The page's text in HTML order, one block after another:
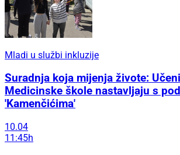
Mladi u službi inkluzije
Suradnja koja mijenja živote:
Medicinske škole nastavljaju s
'Kamenčićima'
10.04
11:45h